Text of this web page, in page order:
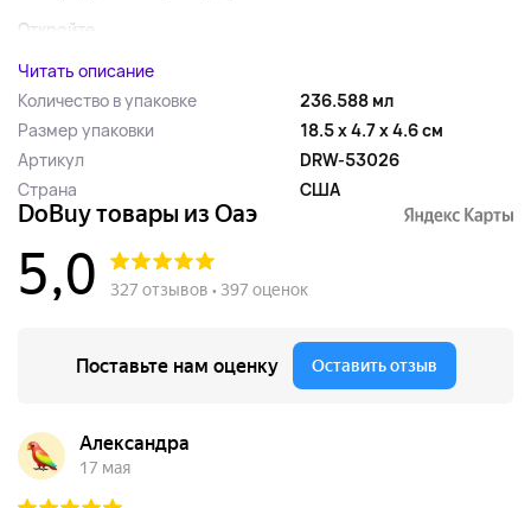
Откройте...
Читать описание
Количество в упаковке
236.588 мл
Размер упаковки
18.5 x 4.7 x 4.6 см
Артикул
DRW-53026
Страна
США